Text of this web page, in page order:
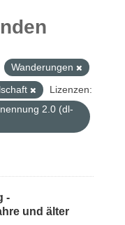
Wanderungen
Lizenzen:
2.0 (dl-
-
und älter